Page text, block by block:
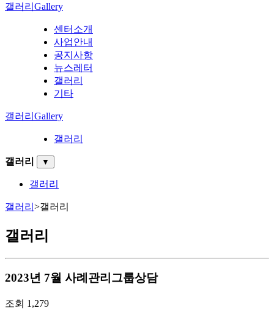
갤러리 Gallery
센터소개
사업안내
공지사항
뉴스레터
갤러리
기타
갤러리 Gallery
갤러리
갤러리 ▼
갤러리
갤러리 >갤러리
갤러리
2023년 7월 사례관리그룹상담
조회 1,279